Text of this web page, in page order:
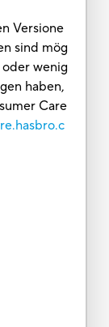
Versione
sind mög
wenig
haben,
Care